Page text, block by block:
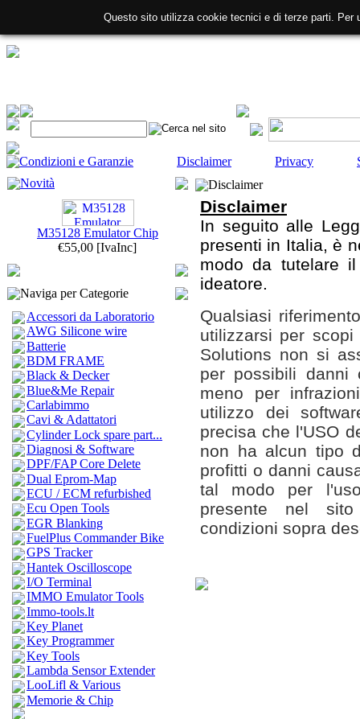
Condizioni e Garanzie Disclaimer Privacy
Novità
M35128 Emulator Chip
€55,00 [IvaInc]
Naviga per Categorie
Accessori da Laboratorio
AWG Silicone wire
Batterie
BDM FRAME
Black & Decker
Blue&Me Repair
Carlabimmo
Cavi & Adattatori
Cylinder Lock spare part...
Diagnosi & Software
DPF/FAP Core Delete
Dual Eprom-Map
ECU / ECM refurbished
Ecu Open Tools
EGR Blanking
FuelPlus Commander Bike
GPS Tracker
Hantek Oscilloscope
I/O Terminal
IMMO Emulator Tools
Immo-tools.lt
Key Planet
Key Programmer
Key Tools
Lambda Sensor Extender
LooLifl & Various
Memorie & Chip
Disclaimer
Disclaimer
In seguito alle
presenti in Italia, è
modo da tutelare
ideatore.
Qualsiasi
utilizzarsi per scopi
Solutions non si
per possibili danni
meno per
utilizzo dei
precisa che l'USO
non ha alcun tipo
profitti o danni
tal modo per
presente nel
condizioni sopra
Questo sito utilizza cookie tecnici e di terze parti.